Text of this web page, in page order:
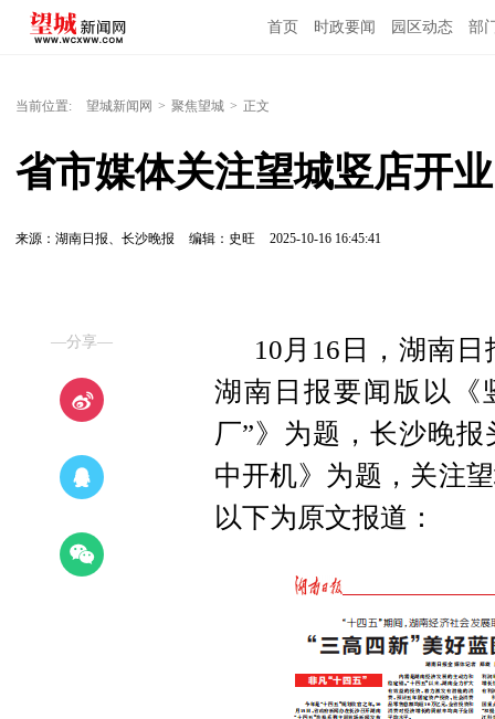
首页 时政要闻 园区动态 部
当前位置: 望城新闻网 > 聚焦望城 > 正文
省市媒体关注望城竖店开业
来源：湖南日报、长沙晚报 编辑：史旺 2025-10-16 16:45:41
—分享—
10月16日，湖南
湖南日报要闻版以《
厂”》为题，长沙晚
中开机》为题，关注
以下为原文报道：